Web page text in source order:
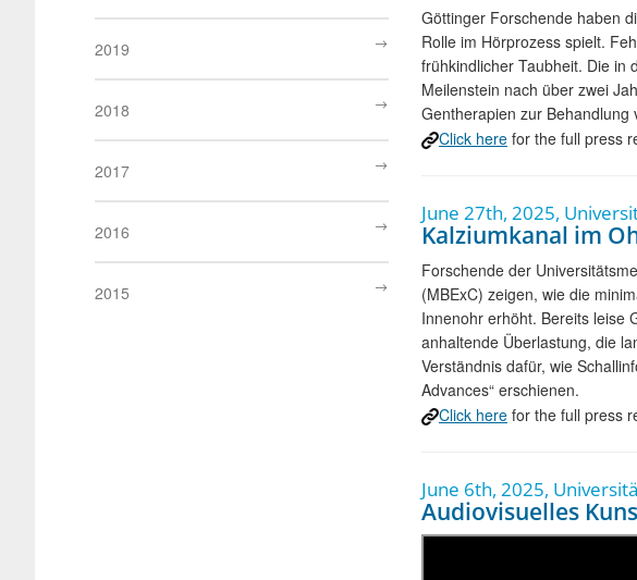
2019
2018
2017
2016
2015
Göttinger Forschende haben
Rolle im Hörprozess spielt.
frühkindlicher Taubheit. Die in
Meilenstein nach über zwei
Gentherapien zur Behandlung
Click here for the full press
June 27th, 2025,
Kalziumkanal im
Forschende der
(MBExC) zeigen, wie die
Innenohr erhöht. Bereits leise
anhaltende Überlastung, die
Verständnis dafür, wie
Advances“ erschienen.
Click here for the full press
June 6th, 2025,
Audiovisuelles